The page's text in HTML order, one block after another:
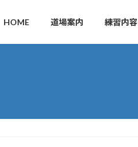
HOME 道場案内 練習内容